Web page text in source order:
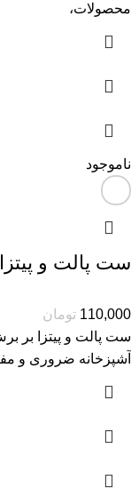
محصولات،
ناموجود
ست پالت و پیتزا
110,000 تومان
ست پالت و پیتزا بر
آشپزخانه ضروری و